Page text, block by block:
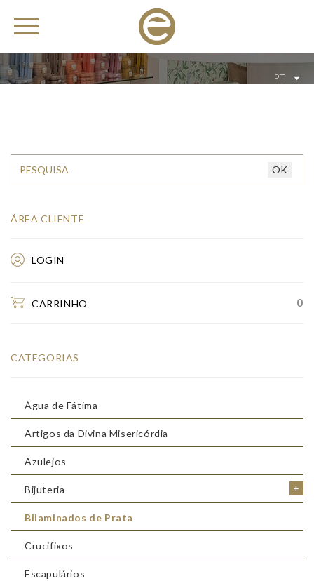
PT
ÁREA CLIENTE
LOGIN
CARRINHO 0
CATEGORIAS
Água de Fátima
Artigos da Divina Misericórdia
Azulejos
+
Bijuteria
Bilaminados de Prata
Crucifixos
Escapulários